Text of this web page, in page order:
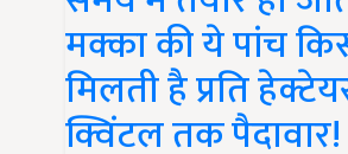
मक्का की ये पांच
मिलती है प्रति
क्विंटल तक पैदावार!